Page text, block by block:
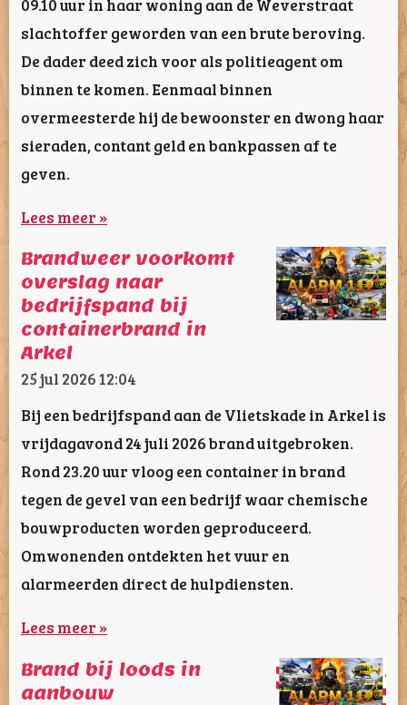
slachtoffer geworden van een brute beroving.
De dader deed zich voor als politieagent om
binnen te komen. Eenmaal binnen
overmeesterde hij de bewoonster en dwong haar
sieraden, contant geld en bankpassen af te
geven.
Lees meer »
Brandweer voorkomt
overslag naar
bedrijfspand bij
containerbrand in
Arkel
25 jul 202612:04
Bij een bedrijfspand aan de Vlietskade in Arkel is
vrijdagavond 24 juli 2026 brand uitgebroken.
Rond 23.20 uur vloog een container in brand
tegen de gevel van een bedrijf waar chemische
bouwproducten worden geproduceerd.
Omwonenden ontdekten het vuur en
alarmeerden direct de hulpdiensten.
Lees meer »
Brand bij loods in
aanbouw